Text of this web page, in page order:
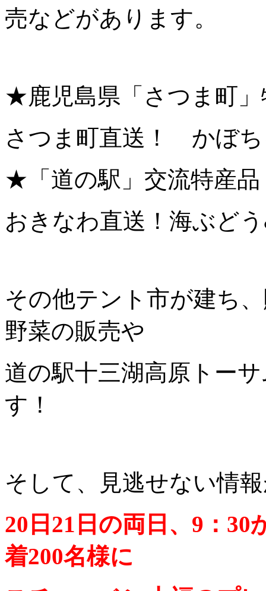
売などがあります。
★鹿児島県「さつま町」
さつま町直送！ かぼち
★「道の駅」交流特産品
おきなわ直送！海ぶど
その他テント市が建ち
野菜の販売や
道の駅十三湖高原トー
す！
そして、見逃せない情
20日21日の両日、9：
着200名様に